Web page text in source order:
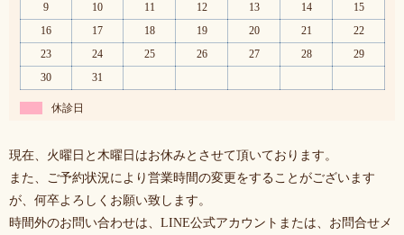
9
10 11 12 13 14
15
16
17 18 19 20 21
22
23
24 25 26 27 28
29
30
31
休診日
現在、火曜日と木曜日はお休みとさせて頂いております。
また、ご予約状況により営業時間の変更をすることがございます
が、何卒よろしくお願い致します。
時間外のお問い合わせは、LINE公式アカウントまたは、お問合せメ